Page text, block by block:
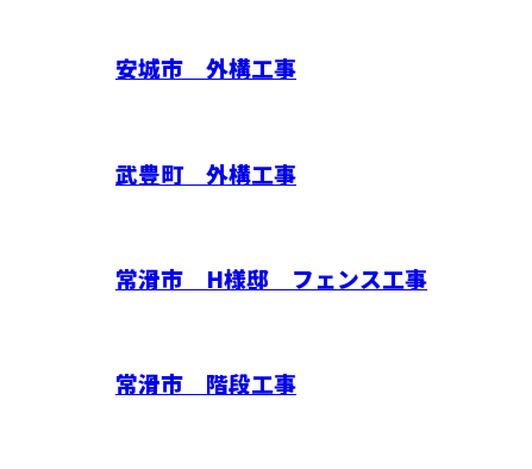
安城市 外構工事
武豊町 外構工事
常滑市 H様邸 フェンス工事
常滑市 階段工事